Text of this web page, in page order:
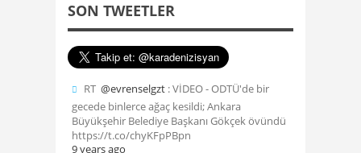
SON TWEETLER
RT @evrenselgzt : VİDEO - ODTÜ'de bir
gecede binlerce ağaç kesildi; Ankara
Büyükşehir Belediye Başkanı Gökçek övündü
https://t.co/chyKFpPBpn
9 years ago